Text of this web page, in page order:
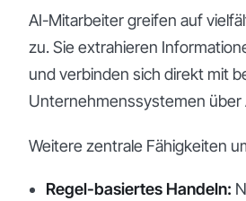
AI-Mitarbeiter greifen auf
zu. Sie extrahieren
und verbinden sich direkt mit
Unternehmenssystemen über
Weitere zentrale Fähigkeiten
Regel-basiertes Handeln: